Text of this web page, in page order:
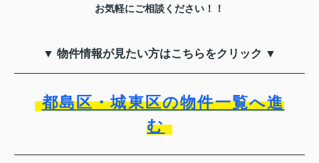
お気軽にご相談ください！！
▼ 物件情報が見たい方はこちらをクリック ▼
都島区・城東区の物件一覧へ進
む